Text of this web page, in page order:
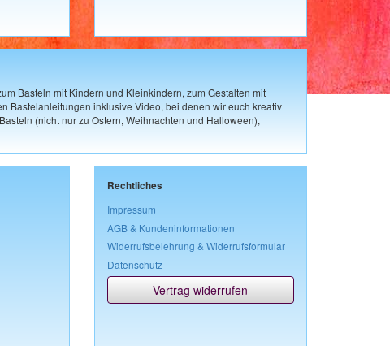
Basteln mit Kindern und Kleinkindern, zum Gestalten mit
Bastelanleitungen inklusive Video, bei denen wir euch kreativ
(nicht nur zu Ostern, Weihnachten und Halloween),
Rechtliches
Impressum
AGB & Kundeninformationen
Widerrufsbelehrung & Widerrufsformular
Datenschutz
Vertrag widerrufen